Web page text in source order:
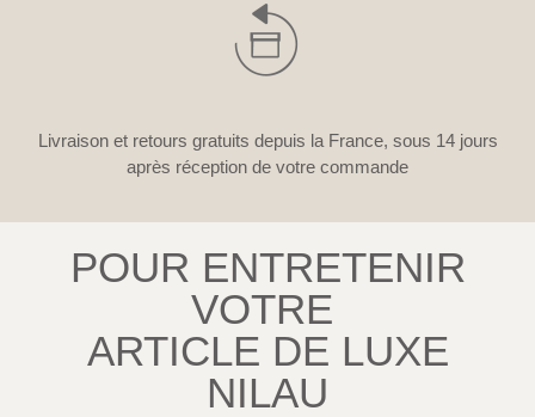
Livraison et retours gratuits depuis la France, sous 14 jours
après réception de votre commande
POUR ENTRETENIR
VOTRE
ARTICLE DE LUXE
NILAU